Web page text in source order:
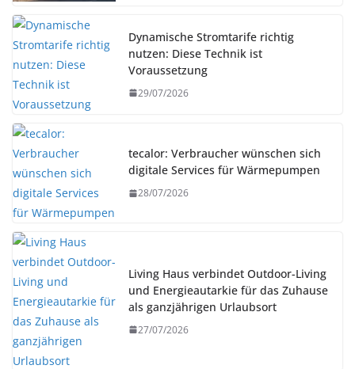
Dynamische Stromtarife richtig
nutzen: Diese Technik ist
Voraussetzung
29/07/2026
tecalor: Verbraucher wünschen sich
digitale Services für Wärmepumpen
28/07/2026
Living Haus verbindet Outdoor-Living
und Energieautarkie für das Zuhause
als ganzjährigen Urlaubsort
27/07/2026